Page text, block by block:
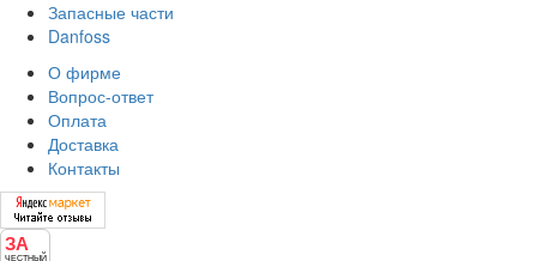
Запасные части
Danfoss
О фирме
Вопрос-ответ
Оплата
Доставка
Контакты
ЗА
ЧЕСТНЫЙ